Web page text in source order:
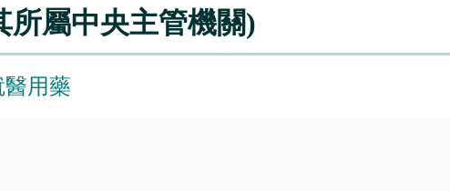
所屬中央主管機關)
用藥